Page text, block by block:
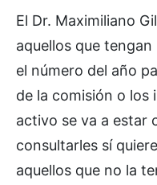
El Dr. Maximiliano
aquellos que
el número del año
de la comisión o los
activo se va a estar
consultarles sí
aquellos que no la